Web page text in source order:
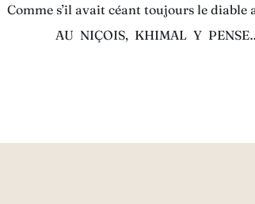
Comme s’il avait céant toujours le diable
AU NIÇOIS, KHIMAL Y